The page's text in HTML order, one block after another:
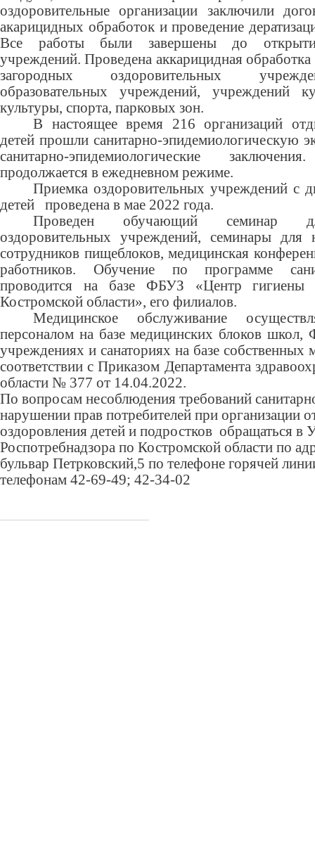
оздоровительные организации заключили
акарицидных обработок и проведение
Все работы были завершены до
учреждений. Проведена аккарицидная
загородных оздоровительных
образовательных учреждений, учреждений
культуры, спорта, парковых зон.
В настоящее время 216 организаций
детей прошли санитарно-эпидемиологическую
санитарно-эпидемиологические
продолжается в ежедневном режиме.
Приемка оздоровительных учреждений с
детей проведена в мае 2022 года.
Проведен обучающий семинар
оздоровительных учреждений, семинары для
сотрудников пищеблоков, медицинская
работников. Обучение по программе
проводится на базе ФБУЗ «Центр гигиены
Костромской области», его филиалов.
Медицинское обслуживание
персоналом на базе медицинских блоков
учреждениях и санаториях на базе собственных
соответствии с Приказом Департамента
области № 377 от 14.04.2022.
По вопросам несоблюдения требований
нарушении прав потребителей при организации
оздоровления детей и подростков обращаться в
Роспотребнадзора по Костромской области по
бульвар Петрковский,5 по телефонe горячей
телефонам 42-69-49; 42-34-02